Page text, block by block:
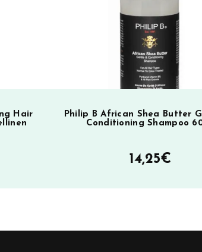
Hair
Philip B African Shea Butter
Conditioning Shampoo
14,25€